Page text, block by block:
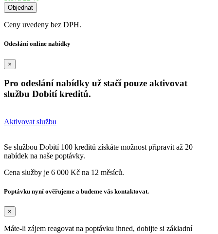
Ceny uvedeny bez DPH.
Odeslání online nabídky
×
Pro odeslání nabídky už stačí pouze aktivovat
službu Dobití kreditů.
Aktivovat službu
Se službou Dobití 100 kreditů získáte možnost připravit až 20
nabídek na naše poptávky.
Cena služby je 6 000 Kč na 12 měsíců.
Poptávku nyní ověřujeme a budeme vás kontaktovat.
×
Máte-li zájem reagovat na poptávku ihned, dobijte si základní